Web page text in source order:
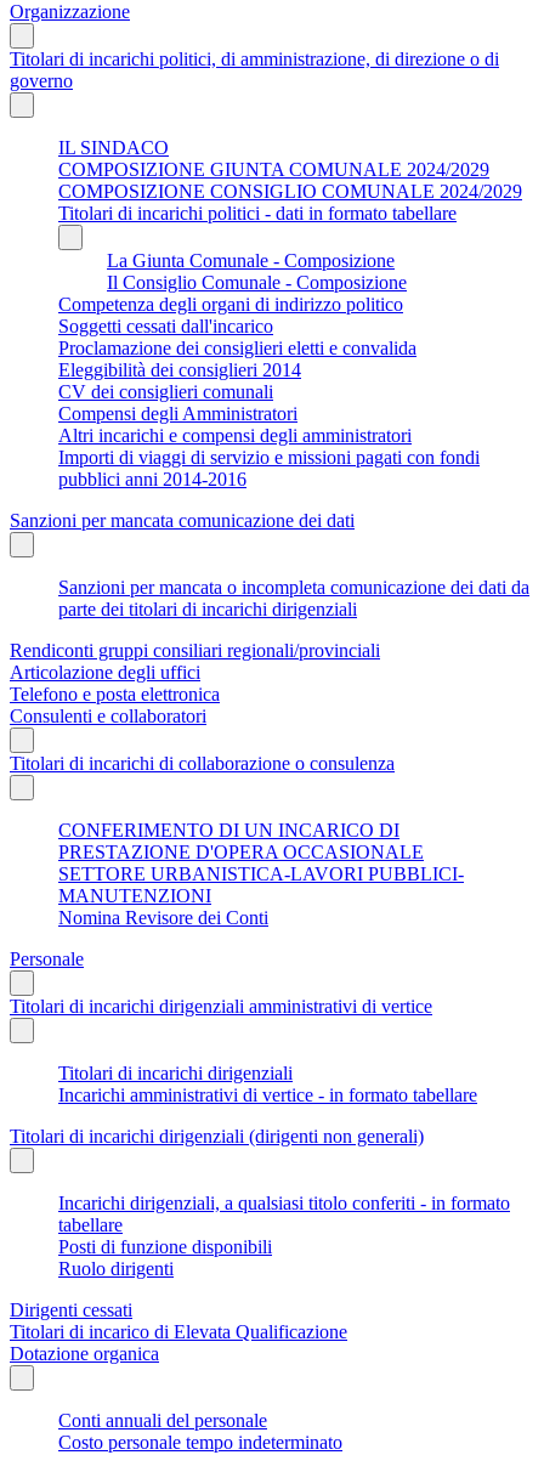
Organizzazione
Titolari di incarichi politici, di amministrazione, di direzione o di
governo
IL SINDACO
COMPOSIZIONE GIUNTA COMUNALE 2024/2029
COMPOSIZIONE CONSIGLIO COMUNALE 2024/2029
Titolari di incarichi politici - dati in formato tabellare
La Giunta Comunale - Composizione
Il Consiglio Comunale - Composizione
Competenza degli organi di indirizzo politico
Soggetti cessati dall'incarico
Proclamazione dei consiglieri eletti e convalida
Eleggibilità dei consiglieri 2014
CV dei consiglieri comunali
Compensi degli Amministratori
Altri incarichi e compensi degli amministratori
Importi di viaggi di servizio e missioni pagati con fondi
pubblici anni 2014-2016
Sanzioni per mancata comunicazione dei dati
Sanzioni per mancata o incompleta comunicazione dei dati da
parte dei titolari di incarichi dirigenziali
Rendiconti gruppi consiliari regionali/provinciali
Articolazione degli uffici
Telefono e posta elettronica
Consulenti e collaboratori
Titolari di incarichi di collaborazione o consulenza
CONFERIMENTO DI UN INCARICO DI
PRESTAZIONE D'OPERA OCCASIONALE
SETTORE URBANISTICA-LAVORI PUBBLICI-
MANUTENZIONI
Nomina Revisore dei Conti
Personale
Titolari di incarichi dirigenziali amministrativi di vertice
Titolari di incarichi dirigenziali
Incarichi amministrativi di vertice - in formato tabellare
Titolari di incarichi dirigenziali (dirigenti non generali)
Incarichi dirigenziali, a qualsiasi titolo conferiti - in formato
tabellare
Posti di funzione disponibili
Ruolo dirigenti
Dirigenti cessati
Titolari di incarico di Elevata Qualificazione
Dotazione organica
Conti annuali del personale
Costo personale tempo indeterminato